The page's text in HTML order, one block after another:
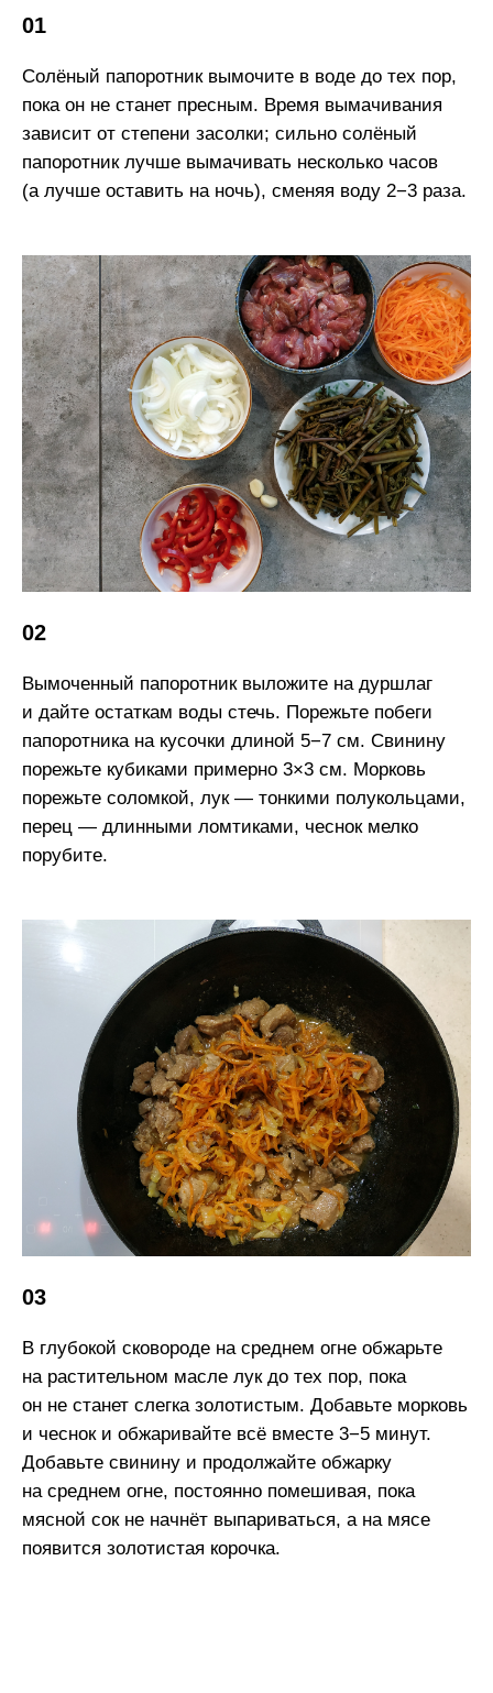
01
Солёный папоротник вымочите в воде до тех пор,
пока он не станет пресным. Время вымачивания
зависит от степени засолки; сильно солёный
папоротник лучше вымачивать несколько часов
(а лучше оставить на ночь), сменяя воду 2−3 раза.
02
Вымоченный папоротник выложите на дуршлаг
и дайте остаткам воды стечь. Порежьте побеги
папоротника на кусочки длиной 5−7 см. Свинину
порежьте кубиками примерно 3×3 см. Морковь
порежьте соломкой, лук — тонкими полукольцами,
перец — длинными ломтиками, чеснок мелко
порубите.
03
В глубокой сковороде на среднем огне обжарьте
на растительном масле лук до тех пор, пока
он не станет слегка золотистым. Добавьте морковь
и чеснок и обжаривайте всё вместе 3−5 минут.
Добавьте свинину и продолжайте обжарку
на среднем огне, постоянно помешивая, пока
мясной сок не начнёт выпариваться, а на мясе
появится золотистая корочка.